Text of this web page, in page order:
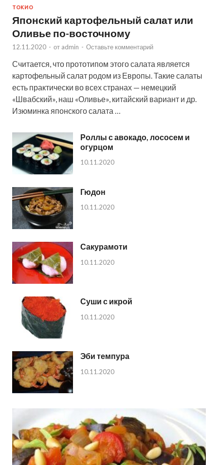
ТОКИО
Японский картофельный салат или
Оливье по-восточному
12.11.2020 - от admin - Оставьте комментарий
Считается, что прототипом этого салата является
картофельный салат родом из Европы. Такие салаты
есть практически во всех странах — немецкий
«Швабский», наш «Оливье», китайский вариант и др.
Изюминка японского салата …
Роллы с авокадо, лососем и
огурцом
10.11.2020
Гюдон
10.11.2020
Сакурамоти
10.11.2020
Суши с икрой
10.11.2020
Эби темпура
10.11.2020